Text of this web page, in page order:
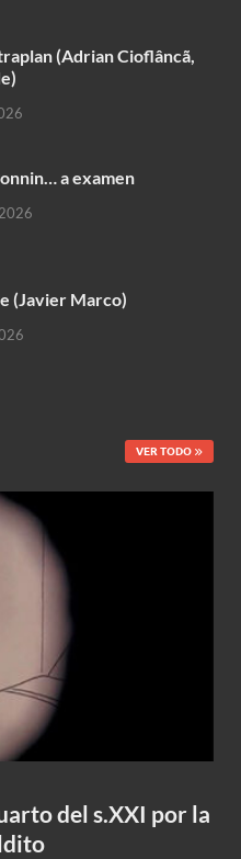
(Adrian Cioflâncã,
a examen
(Javier Marco)
VER TODO
del s.XXI por la